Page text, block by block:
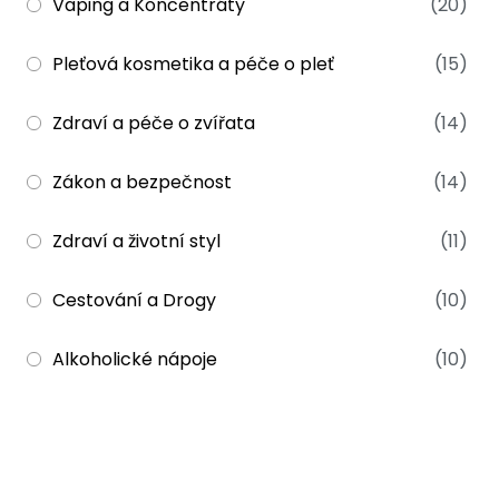
Pleťová kosmetika a péče o pleť (15)
Zdraví a péče o zvířata (14)
Zákon a bezpečnost (14)
Zdraví a životní styl (11)
Cestování a Drogy (10)
Alkoholické nápoje (10)